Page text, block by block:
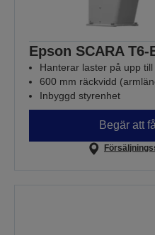
Epson SCARA T6-
Hanterar laster på upp till
600 mm räckvidd
Inbyggd styrenhet
Begär att